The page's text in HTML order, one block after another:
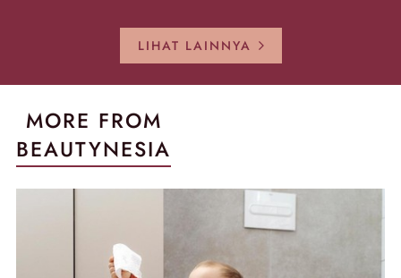
LIHAT LAINNYA
MORE FROM
BEAUTYNESIA